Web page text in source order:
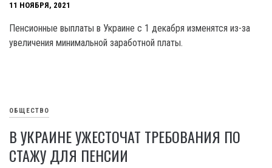
11 НОЯБРЯ, 2021
Пенсионные выплаты в Украине с 1 декабря изменятся из-за
увеличения минимальной заработной платы.
ОБЩЕСТВО
В УКРАИНЕ УЖЕСТОЧАТ ТРЕБОВАНИЯ ПО
СТАЖУ ДЛЯ ПЕНСИИ